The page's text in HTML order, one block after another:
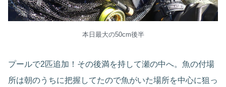
本日最大の50cm後半
プールで2匹追加！その後満を持して瀬の中へ。魚の付場
所は朝のうちに把握してたので魚がいた場所を中心に狙っ